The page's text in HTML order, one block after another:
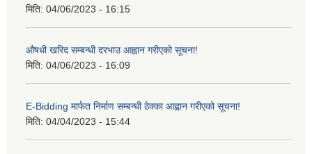
मिति: 04/06/2023 - 16:15
औषधी खरिद सम्बन्धी दरभाउ आह्वान गरीएको सूचना!
मिति: 04/06/2023 - 16:09
E-Bidding मार्फत निर्माण सम्बन्धी ठेक्का आह्वान गरीएको सूचना!
मिति: 04/04/2023 - 15:44